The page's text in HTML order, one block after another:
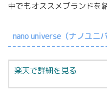
中でもオススメブランドを
nano universe（ナノユニバ
楽天で詳細を見る